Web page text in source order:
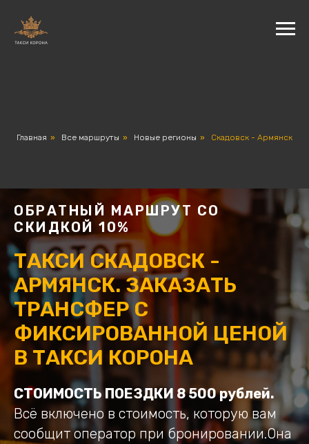
Главная » Все маршруты » Новые регионы » Скадовск - Армянск
ОБРАТНЫЙ МАРШРУТ СО
СКИДКОЙ 10%
ТАКСИ СКАДОВСК -
АРМЯНСК. ЗАКАЗАТЬ
ТРАНСФЕР С
ФИКСИРОВАННОЙ ЦЕНОЙ
В ТАКСИ КОРОНА
СТОИМОСТЬ ПОЕЗДКИ 8 500 рублей.
Всё включено в стоимость, которую вам
сообщит оператор при бронировании.Она